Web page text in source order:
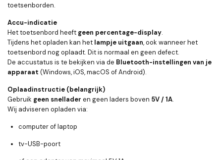
toetsenborden.
Accu-indicatie
Het toetsenbord heeft geen percentage-display.
Tijdens het opladen kan het lampje uitgaan, ook wanneer het
toetsenbord nog oplaadt. Dit is normaal en geen defect.
De accustatus is te bekijken via de Bluetooth-instellingen van je
apparaat (Windows, iOS, macOS of Android).
Oplaadinstructie (belangrijk)
Gebruik geen snellader en geen laders boven 5V / 1A.
Wij adviseren opladen via:
computer of laptop
tv-USB-poort